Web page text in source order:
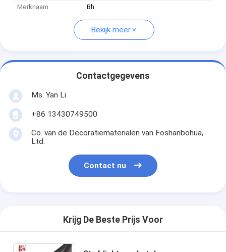
Merknaam
Bh
Bekijk meer
Contactgegevens
Ms. Yan Li
+86 13430749500
Co. van de Decoratiematerialen van Foshanbohua,
Ltd.
Contact nu
Krijg De Beste Prijs Voor